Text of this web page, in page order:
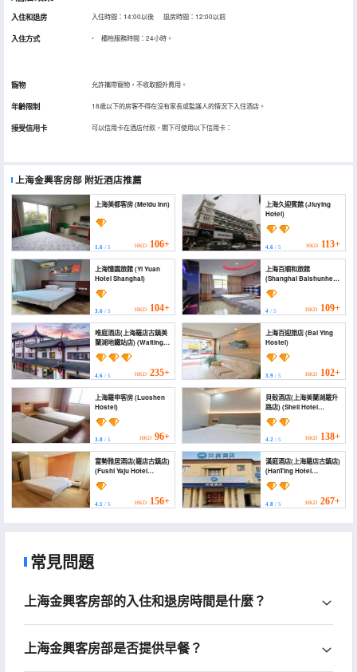
入住和退房 入住時間：14:00以後 退房時間：12:00以前
入住方式 櫃枱服務時間：24小時。
寵物 允許攜帶寵物，不收取額外費用。
年齡限制 18歲以下的房客不得在沒有家長或監護人的情況下入住酒店。
接受信用卡 可以信用卡在酒店付款，閣下可使用以下信用卡：
上海金興客房部 附近酒店推薦
上海美都客房 (Meidu Inn)
1.6 / 5 HKD 106+
上海久迎賓館 (Jiuying
Hotel)
4.6/ 5 HKD 113+
上海憶園旅館 (Yi Yuan
Hotel Shanghai)
3.6 / 5 HKD 104+
上海百順和旅館
(Shanghai Baishunhe
Hotel)
4/ 5 HKD 109+
唯庭酒店(上海羅店古鎮美
蘭湖地鐵站店) (Waiting
Hotel (Shanghai
Luodian Ancient Town
Meilan Lake Subway
Station Store))
4.6 / 5 HKD 235+
上海百迎旅店 (Bai Ying
Hostel)
3.9/ 5 HKD 102+
上海羅申客房 (Luoshen
Hostel)
3.8 / 5 HKD 96+
貝殼酒店(上海美蘭湖羅升
路店) (Shell Hotel
(Shanghai Meilan Lake
Luosheng Road))
4.2/ 5 HKD 138+
富勢雅居酒店(羅店古鎮店)
(Fushi Yaju Hotel
(Luodian Ancient
Town))
4.1 / 5 HKD 156+
漢庭酒店(上海羅店古鎮店)
(HanTing Hotel
(Shanghai Luodian
Ancient Town))
4.8/ 5 HKD 267+
常見問題
上海金興客房部的入住和退房時間是什麼？
上海金興客房部是否提供早餐？